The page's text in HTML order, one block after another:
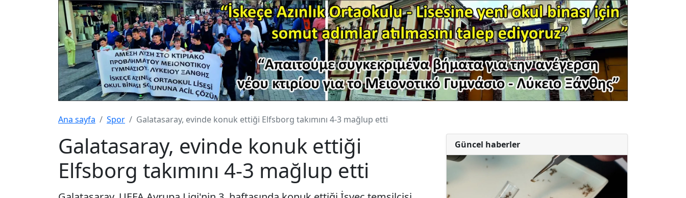
Ana sayfa Spor Galatasaray, evinde konuk ettiği Elfsborg takımını 4-3 mağlup etti
Galatasaray, evinde konuk ettiği
Elfsborg takımını 4-3 mağlup etti
Güncel haberler